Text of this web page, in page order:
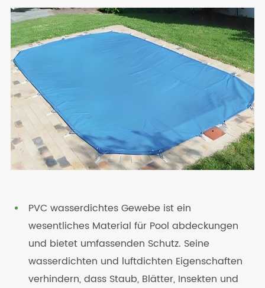
PVC wasserdichtes Gewebe ist ein
wesentliches Material für Pool abdeckungen
und bietet umfassenden Schutz. Seine
wasserdichten und luftdichten Eigenschaften
verhindern, dass Staub, Blätter, Insekten und